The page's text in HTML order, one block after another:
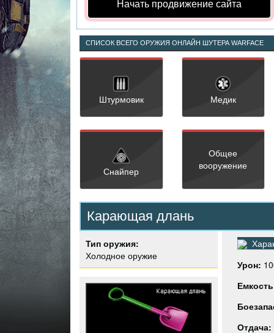
Начать продвижение сайта
СПИСОК ВСЕГО ОРУЖИЯ ОНЛАЙН ШУТЕРА WARFACE
Штурмовик Медик
Снайпер
Общее
вооружение
Карающая длань
Тип оружия:
Холодное оружие
Урон:
Отдача: